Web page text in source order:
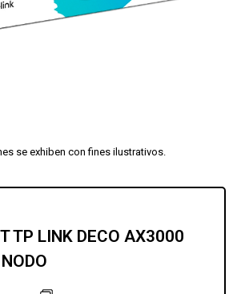
se exhiben con fines ilustrativos.
TP LINK DECO AX3000